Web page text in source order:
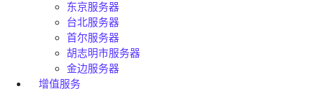
东京服务器
台北服务器
首尔服务器
胡志明市服务器
金边服务器
增值服务